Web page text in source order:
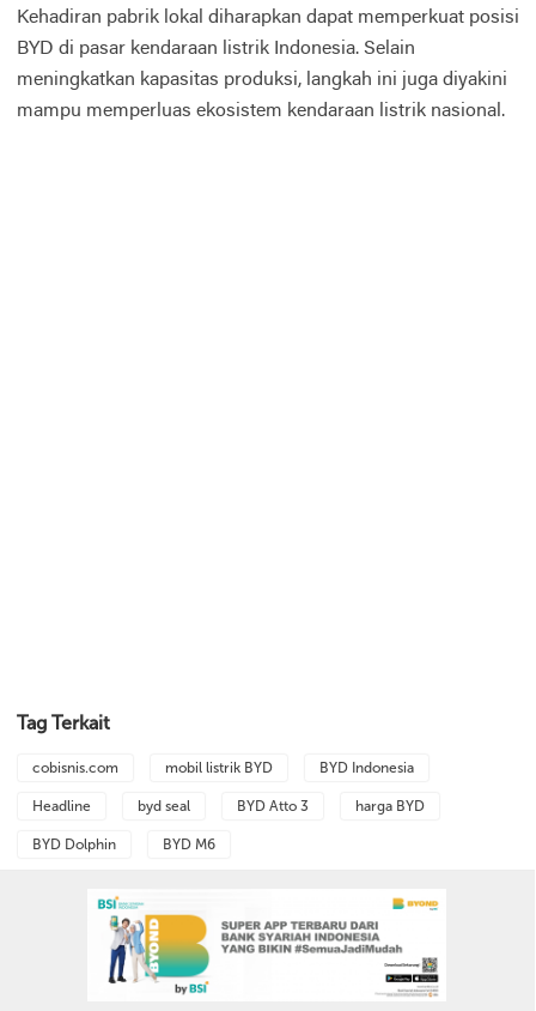
Kehadiran pabrik lokal diharapkan dapat memperkuat posisi
BYD di pasar kendaraan listrik Indonesia. Selain
meningkatkan kapasitas produksi, langkah ini juga diyakini
mampu memperluas ekosistem kendaraan listrik nasional.
Tag Terkait
cobisnis.com mobil listrik BYD BYD Indonesia
Headline byd seal BYD Atto 3 harga BYD
BYD Dolphin BYD M6